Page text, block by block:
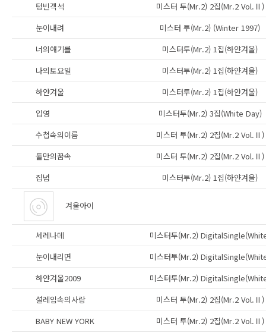
텅빈객석
미스터 투(Mr.2) 2집(Mr.2 Vol.Ⅱ)
눈이내려
미스터 투(Mr.2) (Winter 1997)
너의얘기를
미스터투(Mr.2) 1집(하얀겨울)
나의토요일
미스터투(Mr.2) 1집(하얀겨울)
하얀겨울
미스터투(Mr.2) 1집(하얀겨울)
입영
미스터투(Mr.2) 3집(White Day)
수첩속의이름
미스터 투(Mr.2) 2집(Mr.2 Vol.Ⅱ)
둘만의꿈속
미스터 투(Mr.2) 2집(Mr.2 Vol.Ⅱ)
집념
미스터투(Mr.2) 1집(하얀겨울)
겨울아이
세레나데
미스터투(Mr.2)
눈이내리면
미스터투(Mr.2)
하얀겨울2009
미스터투(Mr.2)
설레임속의사랑
미스터 투(Mr.2) 2집(Mr.2 Vol.Ⅱ)
BABY NEW YORK
미스터 투(Mr.2) 2집(Mr.2 Vol.Ⅱ)